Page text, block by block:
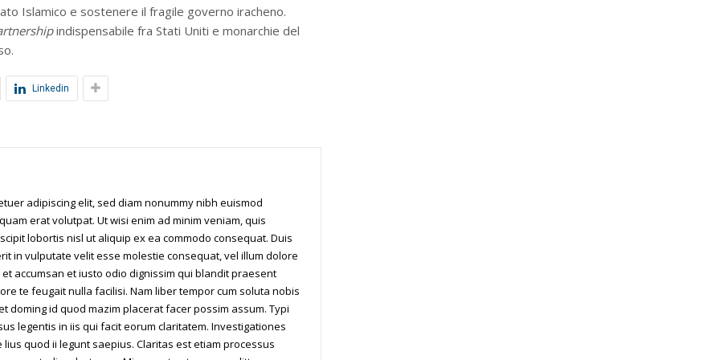
Islamico e sostenere il fragile governo iracheno.
indispensabile fra Stati Uniti e monarchie del
Linkedin
adipiscing elit, sed diam nonummy nibh euismod
erat volutpat. Ut wisi enim ad minim veniam, quis
lobortis nisl ut aliquip ex ea commodo consequat. Duis
in vulputate velit esse molestie consequat, vel illum dolore
accumsan et iusto odio dignissim qui blandit praesent
te feugait nulla facilisi. Nam liber tempor cum soluta nobis
doming id quod mazim placerat facer possim assum. Typi
legentis in iis qui facit eorum claritatem. Investigationes
quod ii legunt saepius. Claritas est etiam processus